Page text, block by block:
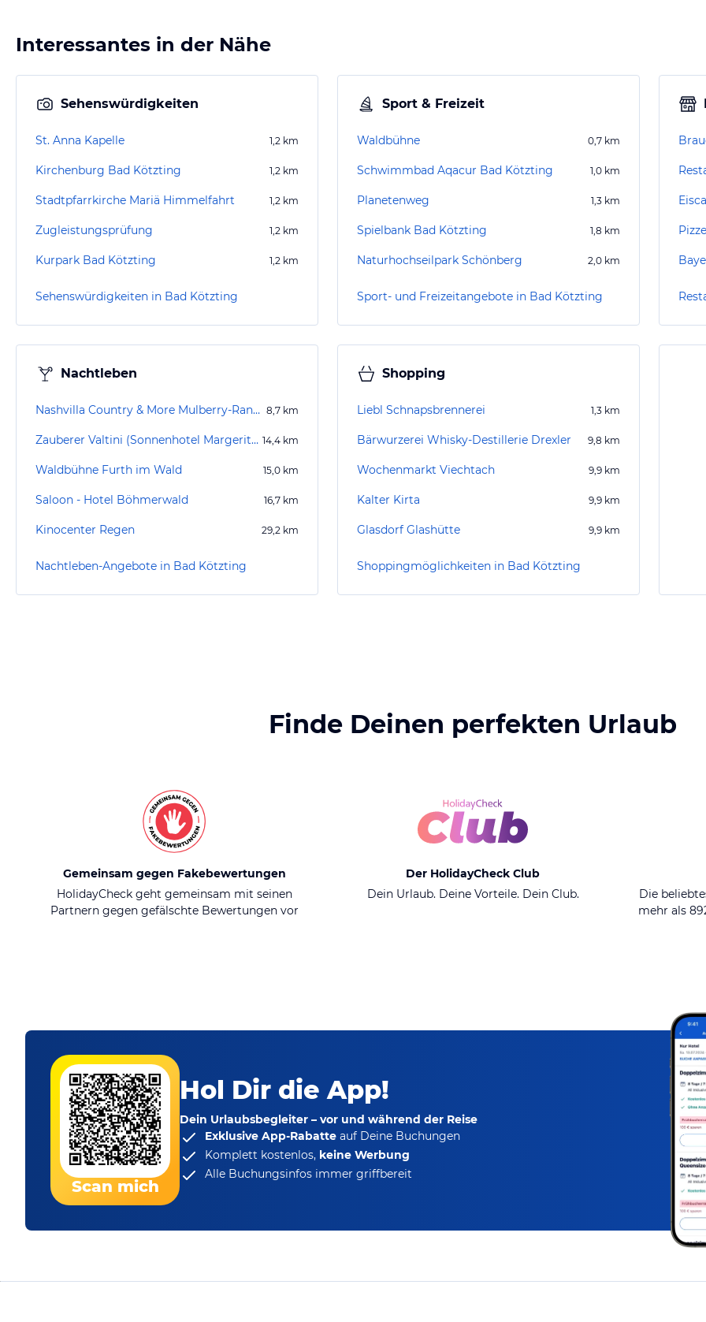
Interessantes in der Nähe
Sehenswürdigkeiten
St. Anna Kapelle 1,2 km
Kirchenburg Bad Kötzting 1,2 km
Stadtpfarrkirche Mariä Himmelfahrt 1,2 km
Zugleistungsprüfung 1,2 km
Kurpark Bad Kötzting 1,2 km
Sehenswürdigkeiten in Bad Kötzting
Sport & Freizeit
Waldbühne 0,7 km
Schwimmbad Aqacur Bad Kötzting 1,0 km
Planetenweg 1,3 km
Spielbank Bad Kötzting 1,8 km
Naturhochseilpark Schönberg 2,0 km
Sport- und Freizeitangebote in Bad Kötzting
Nachtleben
Nashvilla Country & More Mulberry-Ranch 8,7 km
Zauberer Valtini (Sonnenhotel Margeritenhof) 14,4 km
Waldbühne Furth im Wald 15,0 km
Saloon - Hotel Böhmerwald 16,7 km
Kinocenter Regen 29,2 km
Nachtleben-Angebote in Bad Kötzting
Shopping
Liebl Schnapsbrennerei 1,3 km
Bärwurzerei Whisky-Destillerie Drexler 9,8 km
Wochenmarkt Viechtach 9,9 km
Kalter Kirta 9,9 km
Glasdorf Glashütte 9,9 km
Shoppingmöglichkeiten in Bad Kötzting
Finde Deinen perfekten Urlaub
Gemeinsam gegen Fakebewertungen
HolidayCheck geht gemeinsam mit seinen
Partnern gegen gefälschte Bewertungen vor
Der HolidayCheck Club
Dein Urlaub. Deine Vorteile. Dein Club.
Die
mehr als
Scan mich
Hol Dir die App!
Dein Urlaubsbegleiter – vor und während der Reise
Exklusive App-Rabatte auf Deine Buchungen
Komplett kostenlos, keine Werbung
Alle Buchungsinfos immer griffbereit